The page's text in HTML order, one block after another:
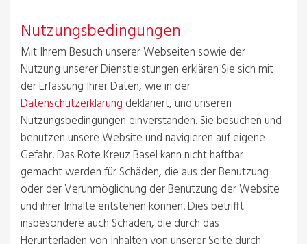
Nutzungsbedingungen
Mit Ihrem Besuch unserer Webseiten sowie der
Nutzung unserer Dienstleistungen erklären Sie sich mit
der Erfassung Ihrer Daten, wie in der
Datenschutzerklärung deklariert, und unseren
Nutzungsbedingungen einverstanden. Sie besuchen und
benutzen unsere Website und navigieren auf eigene
Gefahr. Das Rote Kreuz Basel kann nicht haftbar
gemacht werden für Schäden, die aus der Benutzung
oder der Verunmöglichung der Benutzung der Website
und ihrer Inhalte entstehen können. Dies betrifft
insbesondere auch Schäden, die durch das